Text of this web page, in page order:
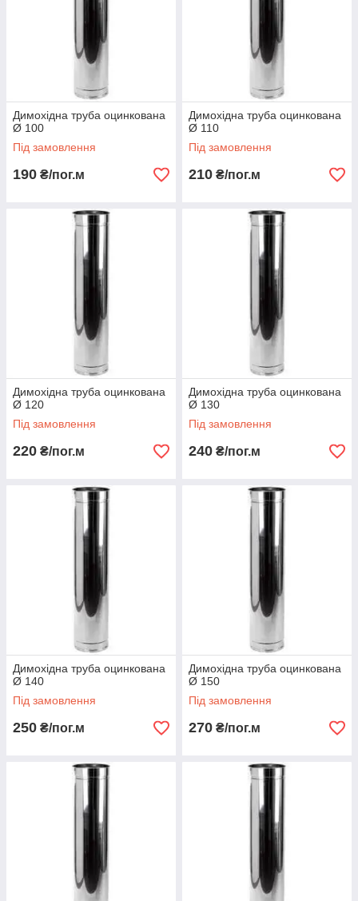
Димохідна труба оцинкована
Ø 100
Під замовлення
190 ₴/пог.м
Димохідна труба оцинкована
Ø 110
Під замовлення
210 ₴/пог.м
Димохідна труба оцинкована
Ø 120
Під замовлення
220 ₴/пог.м
Димохідна труба оцинкована
Ø 130
Під замовлення
240 ₴/пог.м
Димохідна труба оцинкована
Ø 140
Під замовлення
250 ₴/пог.м
Димохідна труба оцинкована
Ø 150
Під замовлення
270 ₴/пог.м